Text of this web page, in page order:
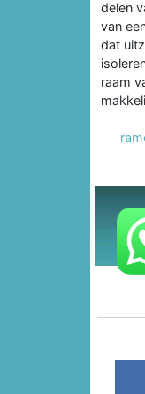
delen
van
dat
raam